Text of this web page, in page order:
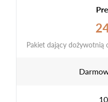
Pakiet dający